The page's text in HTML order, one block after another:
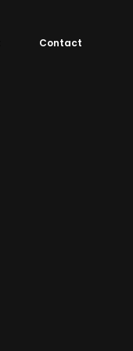
Contact